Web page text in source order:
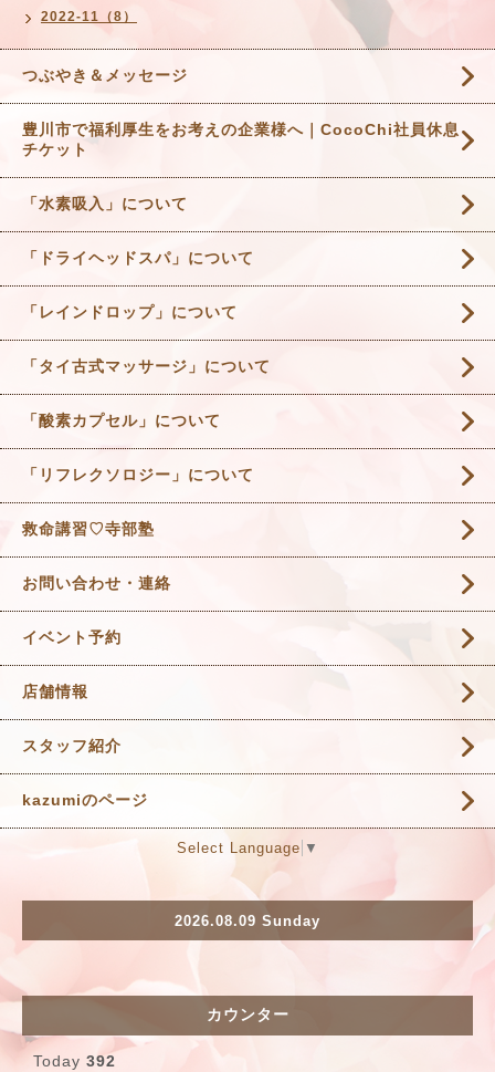
2022-11（8）
つぶやき＆メッセージ
豊川市で福利厚生をお考えの企業様へ｜CocoChi社員休息
チケット
「水素吸入」について
「ドライヘッドスパ」について
「レインドロップ」について
「タイ古式マッサージ」について
「酸素カプセル」について
「リフレクソロジー」について
救命講習♡寺部塾
お問い合わせ・連絡
イベント予約
店舗情報
スタッフ紹介
kazumiのページ
Select Language ▼
2026.08.09 Sunday
カウンター
Today 392